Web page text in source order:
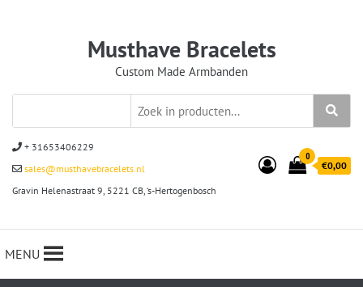
Musthave Bracelets
Custom Made Armbanden
+ 31653406229
sales@musthavebracelets.nl
Gravin Helenastraat 9, 5221 CB, ‘s-Hertogenbosch
0
€0,00
MENU